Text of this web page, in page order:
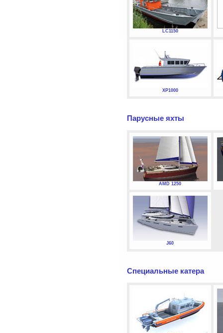
LC1150
XP1000
Парусные яхты
AMD 1250
J60
Специальные катера